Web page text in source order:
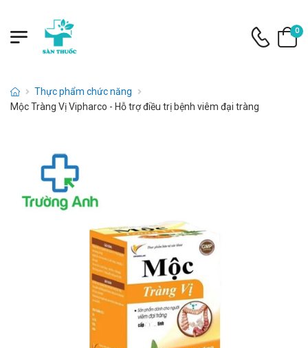
0
Thực phẩm chức năng
Mộc Tràng Vị Vipharco - Hỗ trợ điều trị bệnh viêm đại tràng